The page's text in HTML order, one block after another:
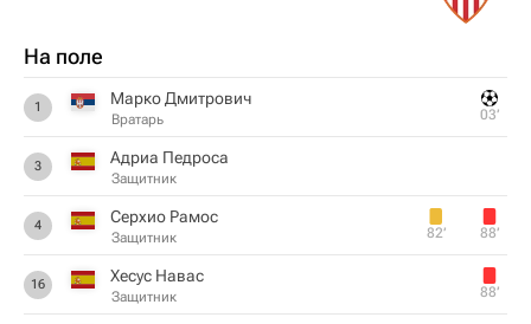
На поле
1 Марко Дмитрович
Вратарь 03‎’‎
3 Адриа Педроса
Защитник
4 Серхио Рамос
Защитник 82‎’‎ 88‎’‎
16 Хесус Навас
Защитник 88‎’‎